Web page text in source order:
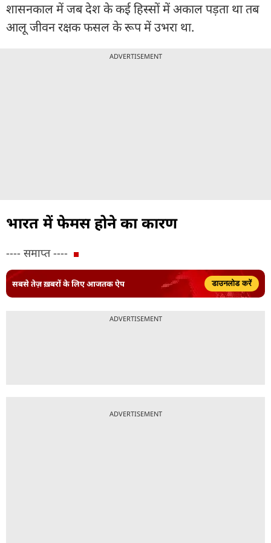
शासनकाल में जब देश के कई हिस्सों में अकाल पड़ता था तब
आलू जीवन रक्षक फसल के रूप में उभरा था.
ADVERTISEMENT
भारत में फेमस होने का कारण
---- समाप्त ----
सबसे तेज़ ख़बरों के लिए आजतक ऐप डाउनलोड करें
ADVERTISEMENT
ADVERTISEMENT